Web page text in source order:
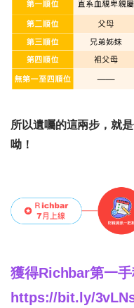
所以遺囑的這兩步，就
呦！
獲得Richbar第一
https://bit.ly/